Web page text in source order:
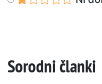
Sorodni članki